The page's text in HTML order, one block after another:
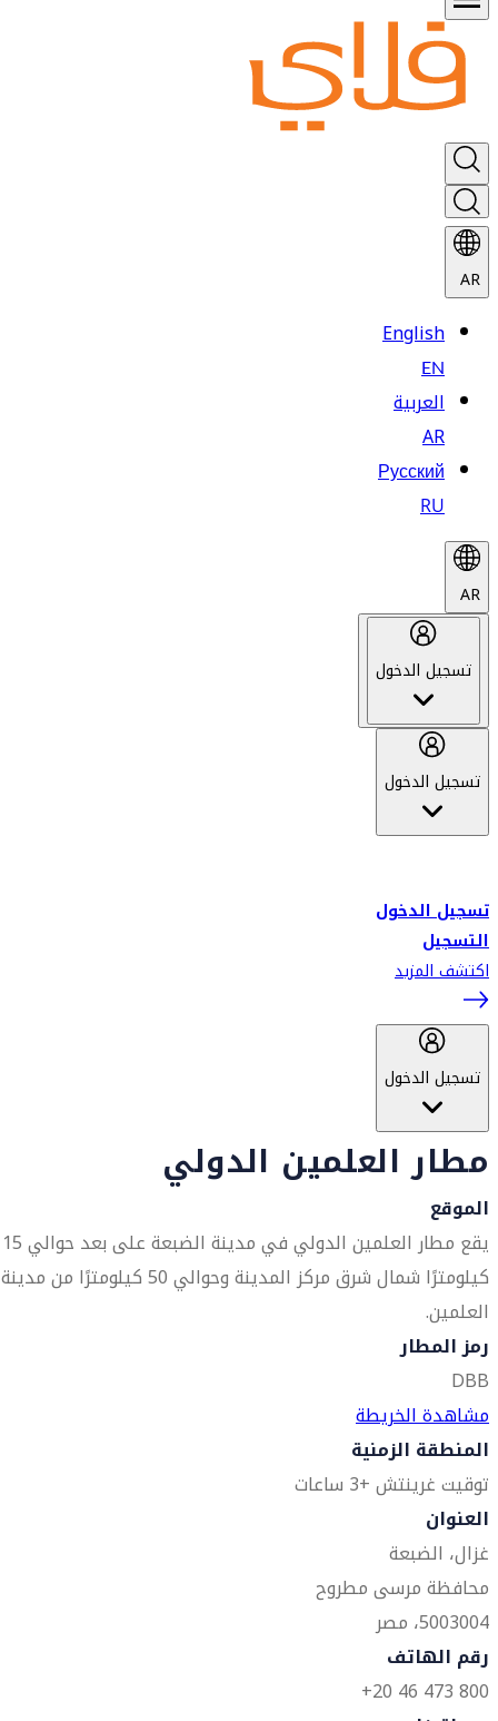
AR
English
EN
العربية
AR
Русский
RU
AR
تسجيل الدخول
تسجيل الدخول
تسجيل الدخول
التسجيل
اكتشف المزيد
تسجيل الدخول
مطار العلمين الدولي
الموقع
يقع مطار العلمين الدولي في مدينة الضبعة على بعد حوالي 15
كيلومترًا شمال شرق مركز المدينة وحوالي 50 كيلومترًا من مدينة
العلمين.
رمز المطار
DBB
مشاهدة الخريطة
المنطقة الزمنية
توقيت غرينتش +3 ساعات
العنوان
غزال، الضبعة
محافظة مرسى مطروح
5003004، مصر
رقم الهاتف
800 473 46 20+